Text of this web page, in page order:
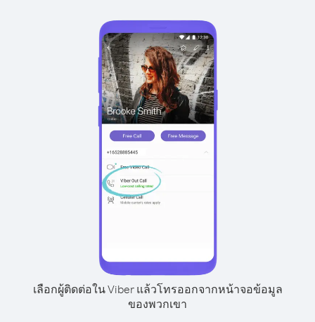
เลือกผู้ติดต่อใน Viber แล้วโทรออกจากหน้าจอข้อมูล
ของพวกเขา